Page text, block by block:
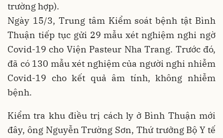
trường hợp).
Ngày 15/3, Trung tâm Kiểm soát bệnh tật Bình
Thuận tiếp tục gửi 29 mẫu xét nghiệm nghi ngờ
Covid-19 cho Viện Pasteur Nha Trang. Trước đó,
đã có 130 mẫu xét nghiệm của người nghi nhiễm
Covid-19 cho kết quả âm tính, không nhiễm
bệnh.
Kiểm tra khu điều trị cách ly ở Bình Thuận mới
đây, ông Nguyễn Trường Sơn, Thứ trưởng Bộ Y tế